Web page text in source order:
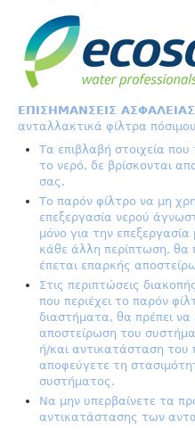
ΕΠΙΣΗΜΑΝΣΕΙΣ ΑΣΦΑΛΕΙΑΣ
ανταλλακτικά φίλτρα
Τα επιβλαβή στοιχεία
το νερό, δε βρίσκονται
σας.
Το παρόν φίλτρο να μη
επεξεργασία νερού
μόνο για την
κάθε άλλη περίπτωση, θα
έπεται επαρκής
Στις περιπτώσεις
που περιέχει το παρόν
διαστήματα, θα πρέπει να
αποστείρωση του
ή/και αντικατάσταση
αποφεύγετε τη
συστήματος.
Να μην υπερβαίνετε τα
αντικατάστασης των